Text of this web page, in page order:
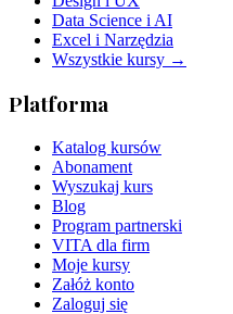
Data Science i AI
Excel i Narzędzia
Wszystkie kursy →
Platforma
Katalog kursów
Abonament
Wyszukaj kurs
Blog
Program partnerski
VITA dla firm
Moje kursy
Załóż konto
Zaloguj się